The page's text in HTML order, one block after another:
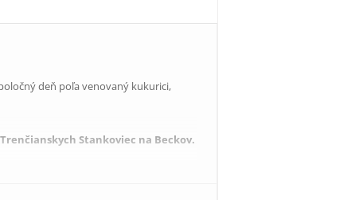
deň poľa venovaný kukurici,
Stankoviec na Beckov.